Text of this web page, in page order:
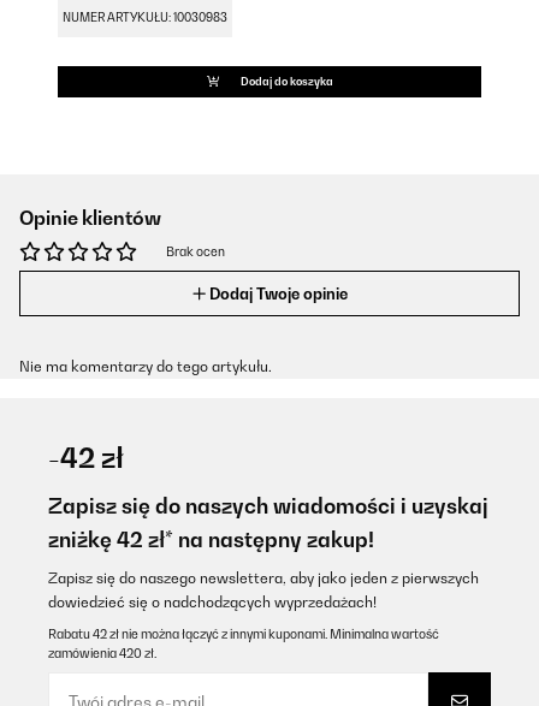
NUMER ARTYKUŁU: 10030983
Dodaj do koszyka
Opinie klientów
Brak ocen
Dodaj Twoje opinie
Nie ma komentarzy do tego artykułu.
-42 zł
Zapisz się do naszych wiadomości i uzyskaj
zniżkę 42 zł* na następny zakup!
Zapisz się do naszego newslettera, aby jako jeden z pierwszych
dowiedzieć się o nadchodzących wyprzedażach!
Rabatu 42 zł nie można łączyć z innymi kuponami. Minimalna wartość
zamówienia 420 zł.